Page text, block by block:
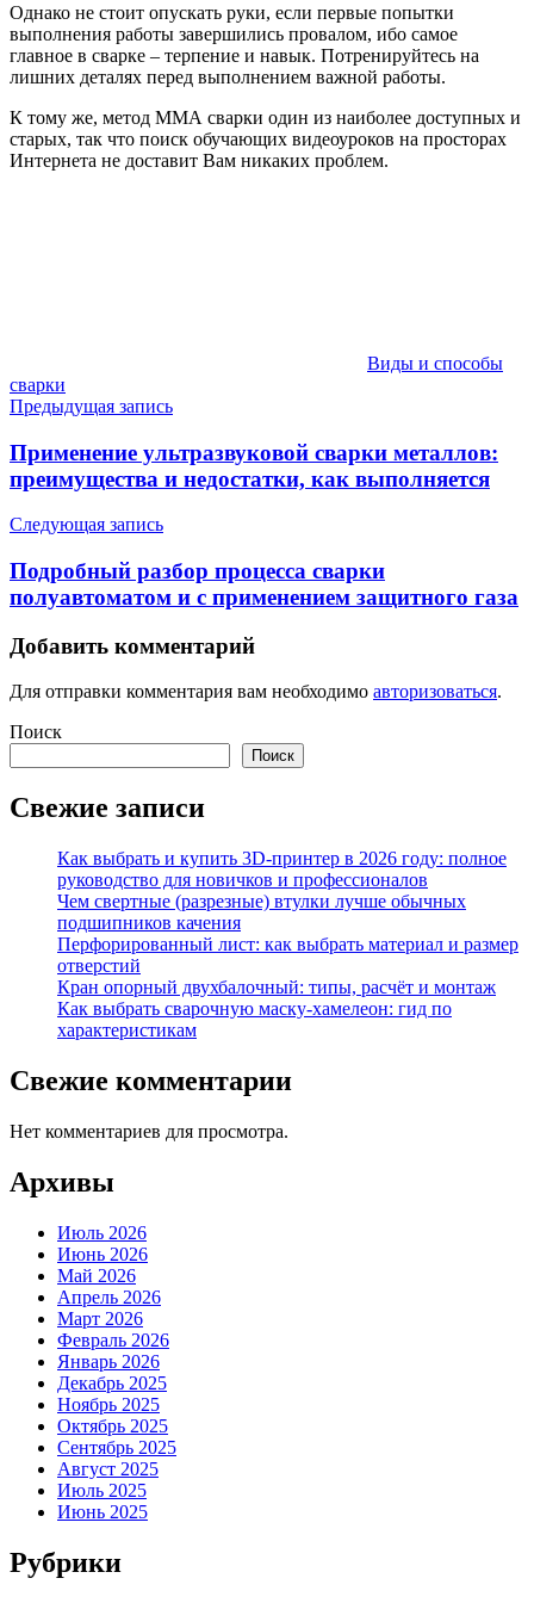
Однако не стоит опускать руки, если первые попытки
выполнения работы завершились провалом, ибо самое
главное в сварке – терпение и навык. Потренируйтесь на
лишних деталях перед выполнением важной работы.
К тому же, метод ММА сварки один из наиболее доступных и
старых, так что поиск обучающих видеоуроков на просторах
Интернета не доставит Вам никаких проблем.
Виды и способы
сварки
Навигация
по
записям
Предыдущая запись
Применение ультразвуковой сварки металлов:
преимущества и недостатки, как выполняется
Следующая запись
Подробный разбор процесса сварки
полуавтоматом и с применением защитного газа
Добавить комментарий
Для отправки комментария вам необходимо авторизоваться.
Поиск
Поиск
Свежие записи
Как выбрать и купить 3D-принтер в 2026 году: полное
руководство для новичков и профессионалов
Чем свертные (разрезные) втулки лучше обычных
подшипников качения
Перфорированный лист: как выбрать материал и размер
отверстий
Кран опорный двухбалочный: типы, расчёт и монтаж
Как выбрать сварочную маску-хамелеон: гид по
характеристикам
Свежие комментарии
Нет комментариев для просмотра.
Архивы
Июль 2026
Июнь 2026
Май 2026
Апрель 2026
Март 2026
Февраль 2026
Январь 2026
Декабрь 2025
Ноябрь 2025
Октябрь 2025
Сентябрь 2025
Август 2025
Июль 2025
Июнь 2025
Рубрики